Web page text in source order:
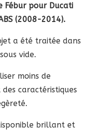
prix :
60,50 €
à
84,70 €
Fébur pour Ducati
(2008-2014).
a été traitée dans
vide.
moins de
caractéristiques
brillant et